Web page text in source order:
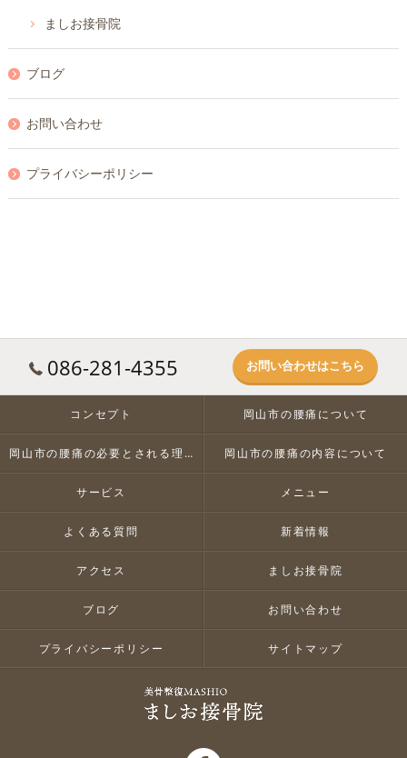
ましお接骨院
ブログ
お問い合わせ
プライバシーポリシー
086-281-4355 お問い合わせはこちら
コンセプト 岡山市の腰痛について
岡山市の腰痛の必要とされる理由 岡山市の腰痛の内容について
サービス メニュー
よくある質問 新着情報
アクセス ましお接骨院
ブログ お問い合わせ
プライバシーポリシー サイトマップ